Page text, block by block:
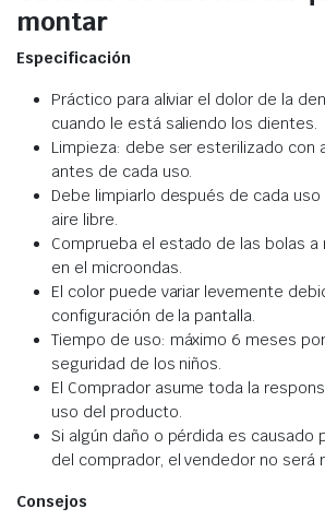
montar
Especificación
Práctico para aliviar el dolor de la
cuando le está saliendo los dientes.
Limpieza: debe ser esterilizado con
antes de cada uso.
Debe limpiarlo después de cada uso
aire libre.
Comprueba el estado de las bolas a
en el microondas.
El color puede variar levemente
configuración de la pantalla.
Tiempo de uso: máximo 6 meses
seguridad de los niños.
El Comprador asume toda la
uso del producto.
Si algún daño o pérdida es causado
del comprador, el vendedor no será
Consejos